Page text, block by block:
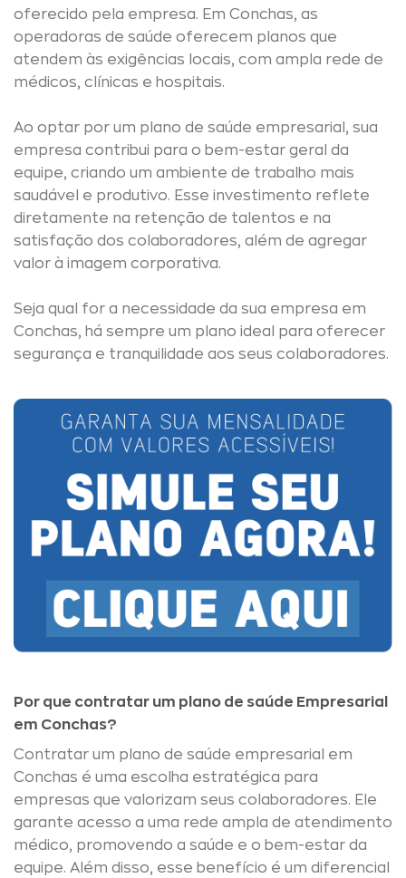
oferecido pela empresa. Em Conchas, as
operadoras de saúde oferecem planos que
atendem às exigências locais, com ampla rede de
médicos, clínicas e hospitais.
Ao optar por um plano de saúde empresarial, sua
empresa contribui para o bem-estar geral da
equipe, criando um ambiente de trabalho mais
saudável e produtivo. Esse investimento reflete
diretamente na retenção de talentos e na
satisfação dos colaboradores, além de agregar
valor à imagem corporativa.
Seja qual for a necessidade da sua empresa em
Conchas, há sempre um plano ideal para oferecer
segurança e tranquilidade aos seus colaboradores.
Por que contratar um plano de saúde Empresarial
em Conchas?
Contratar um plano de saúde empresarial em
Conchas é uma escolha estratégica para
empresas que valorizam seus colaboradores. Ele
garante acesso a uma rede ampla de atendimento
médico, promovendo a saúde e o bem-estar da
equipe. Além disso, esse benefício é um diferencial